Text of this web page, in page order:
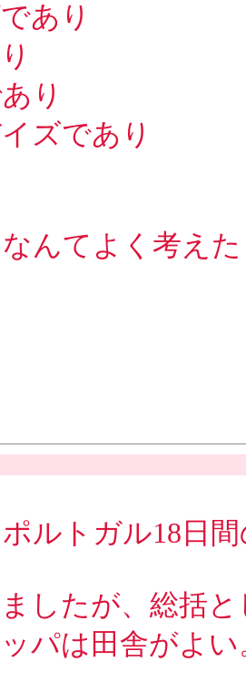
あり
り
ズであり
んてよく考え
ルトガル18日
したが、総括
ッパは田舎がよ